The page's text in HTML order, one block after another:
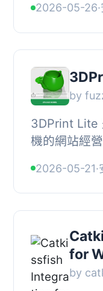
會自動偵測
機，無需手
2026-05-26·
by
3DPrint Lite
機的網站經
料後即時取
交報價請求...
2026-05-21·
for
by